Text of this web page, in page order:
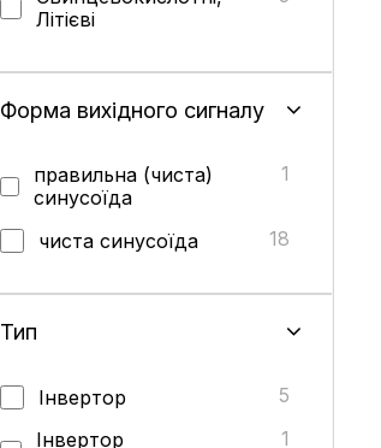
Tervix
Літієві
Форма вихідного сигналу
правильна (чиста)
синусоїда
1
чиста синусоїда 18
Тип
Інвертор
5
Інвертор
1